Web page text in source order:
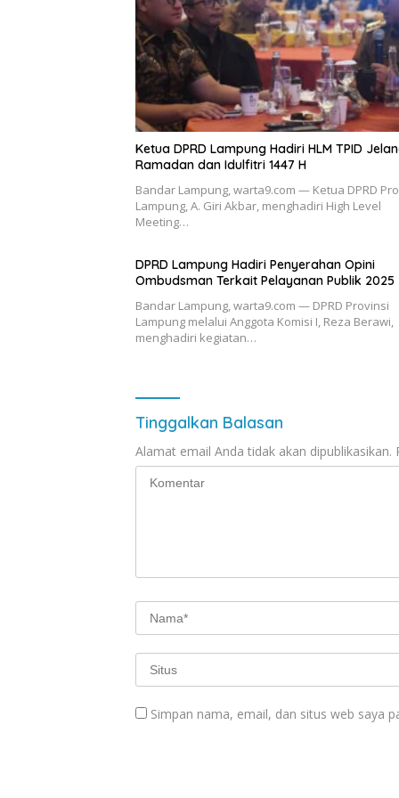
Ketua DPRD Lampung Hadiri HLM TPID
Ramadan dan Idulfitri 1447 H
Bandar Lampung, warta9.com — Ketua DPRD
Lampung, A. Giri Akbar, menghadiri High Level
Meeting…
DPRD Lampung Hadiri Penyerahan Opini
Ombudsman Terkait Pelayanan Publik 2025
Bandar Lampung, warta9.com — DPRD Provinsi
Lampung melalui Anggota Komisi I, Reza Berawi,
menghadiri kegiatan…
Tinggalkan Balasan
Alamat email Anda tidak akan dipublikasikan.
Simpan nama, email, dan situs web saya